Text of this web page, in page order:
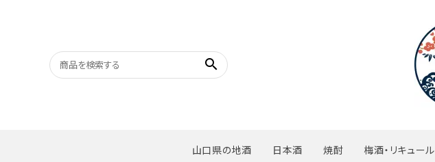
search
山口県の地酒 日本酒 焼酎 梅酒・リキュール